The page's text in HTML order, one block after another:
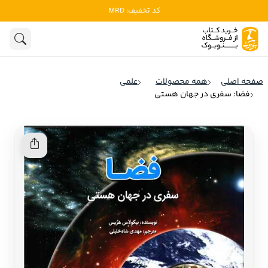
کد تخفیف: MRD
ادبیات
روانشناسی
تاریخ و سیاست
نشریات
کودک و نوجوان
علوم اجتماعی
فلسفه
ادبیات فرانسه
ادبیات ایتالیا
ادبیات روسیه
ادبیات آمریکای لاتین
ادبیات آلمان
ادبیات ترکیه
ادبیات آسیا
صفحه اصلی همه محصولات
علمی
فضا: سفری در جهان هستی